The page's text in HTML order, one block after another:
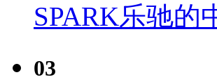
SPARK乐驰的
03